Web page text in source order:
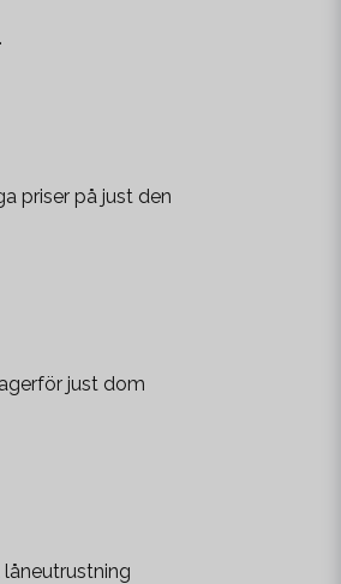
priser på just den
just dom